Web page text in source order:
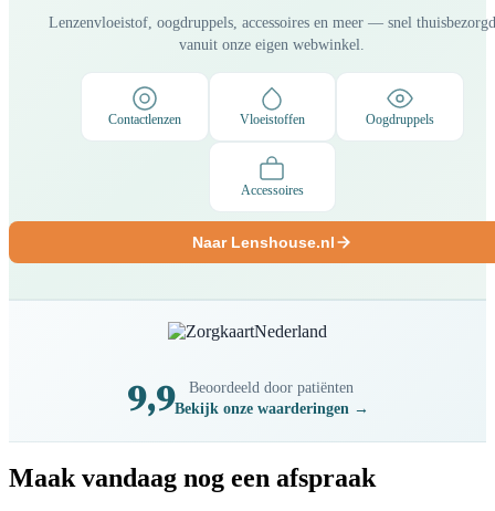
Lenzenvloeistof, oogdruppels, accessoires en meer — snel thuisbezorgd
vanuit onze eigen webwinkel.
Contactlenzen Vloeistoffen Oogdruppels
Accessoires
Naar Lenshouse.nl
9,9
Beoordeeld door patiënten
Bekijk onze waarderingen →
Maak vandaag nog een afspraak